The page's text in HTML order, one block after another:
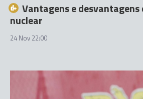
Vantagens e desvantagens
nuclear
24 Nov 22:00